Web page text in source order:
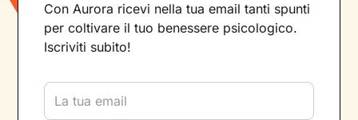
Con Aurora ricevi nella tua email tanti spunti
per coltivare il tuo benessere psicologico.
Iscriviti subito!